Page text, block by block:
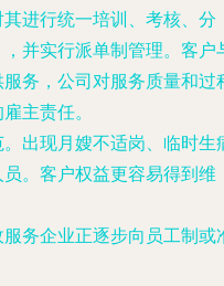
其进行统一培训、考核、分
并实行派单制管理。客户
务，公司对服务质量和过
主责任。
。出现月嫂不适岗、临时生
。客户权益更容易得到维
服务企业正逐步向员工制或